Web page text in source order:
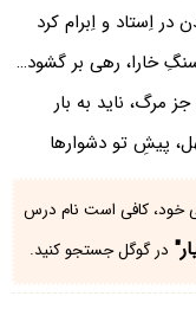
اِستاد و اِبرام کرد
خارا، رهی بر گشود…
مرگ، ناید به بار
پیشِ تو دشوارها
خود، کافی است نام درس
در گوگل جستجو کنید.